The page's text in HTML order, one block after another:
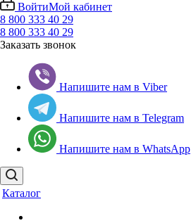
ВойтиМой кабинет
8 800 333 40 29
8 800 333 40 29
Заказать звонок
Напишите нам в Viber
Напишите нам в Telegram
Напишите нам в WhatsApp
Каталог